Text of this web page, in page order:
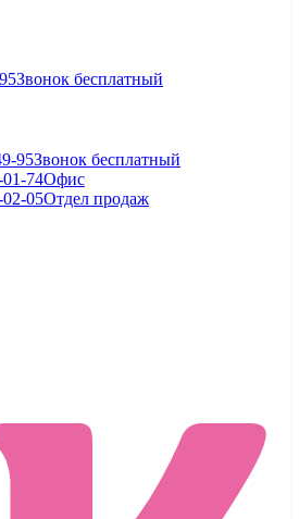
Звонок бесплатный
95Звонок бесплатный
74Офис
05Отдел продаж